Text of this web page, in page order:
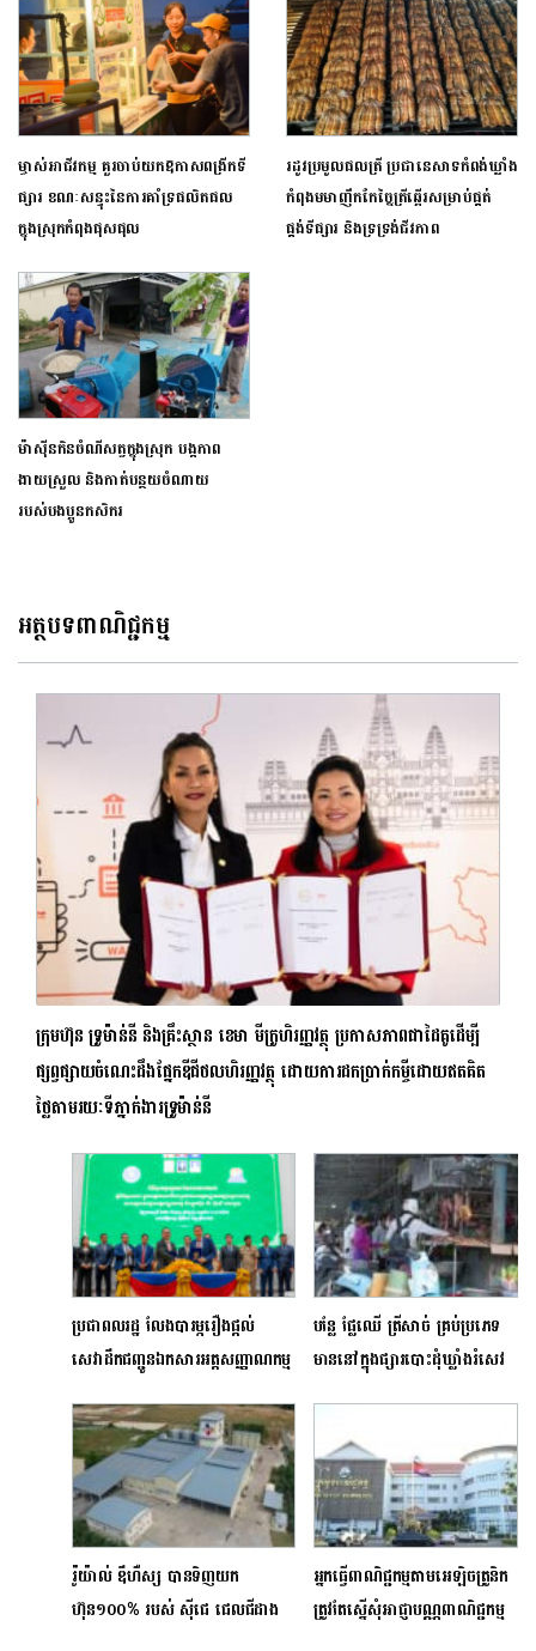
ម្ចាស់អាជីវកម្ម គួរចាប់យកឱកាសពង្រីកទី
ផ្សារ ខណៈសន្ទុះនៃការគាំទ្រផលិតផល
ក្នុងស្រុកកំពុងផុសផុល
រដូវប្រមូលផលត្រី ប្រជានេសាទកំពង់ឃ្លាំង
កំពុងមមាញឹកកែច្នៃត្រីឆ្អើរសម្រាប់ផ្គត់
ផ្គង់ទីផ្សារ និងទ្រទ្រង់ជីវភាព
ម៉ាស៊ីនកិនចំណីសត្វក្នុងស្រុក បង្កភាព
ងាយស្រួល និងកាត់បន្ថយចំណាយ
របស់បងប្អូនកសិករ
អត្ថបទពាណិជ្ជកម្ម
ក្រុមហ៊ុន ទ្រូម៉ាន់នី និងគ្រឹះស្ថាន ខេមា មីក្រូហិរញ្ញវត្ថុ ប្រកាសភាពជាដៃគូដើម្បី
ផ្សព្វផ្សាយចំណេះដឹងផ្នែកឌីជីថលហិរញ្ញវត្ថុ ដោយការដកប្រាក់កម្ចីដោយឥតគិត
ថ្លៃតាមរយៈទីភ្នាក់ងារទ្រូម៉ាន់នី
ប្រជាពលរដ្ឋ លែងបារម្ភរឿងផ្តល់
សេវាដឹកជញ្ជូនឯកសារអត្តសញ្ញាណកម្ម
បន្លែ ផ្លែឈើ ត្រីសាច់ គ្រប់ប្រភេទ
មាននៅក្នុងផ្សារបោះដុំឃ្លាំងរំសេវ
រ៉ូយ៉ាល់ ឌឹហឺស្ស បានទិញយក
ហ៊ុន១០០% របស់ ស៊ីជេ ជេលជីដាង
អ្នកធ្វើពាណិជ្ជកម្មតាមអេឡិចត្រូនិក
ត្រូវតែស្នើសុំអាជ្ញាបណ្ណពាណិជ្ជកម្ម